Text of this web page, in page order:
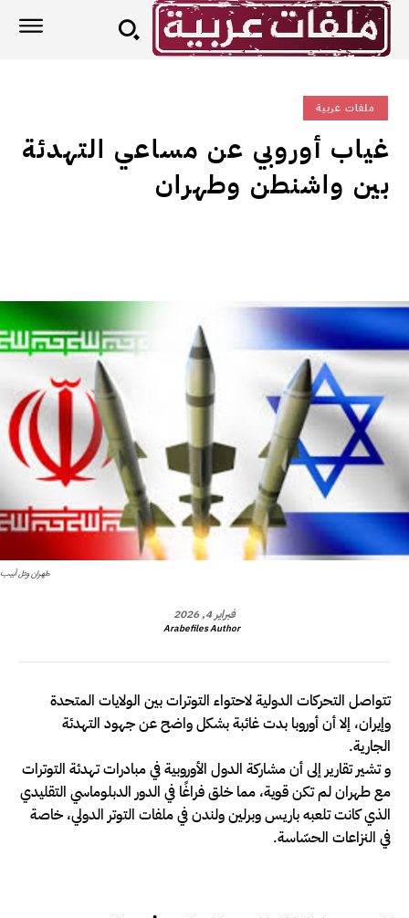
ملفات عربية
غياب أوروبي عن مساعي التهدئة
بين واشنطن وطهران
طهران وتل أبيب
فبراير 4, 2026
Arabefiles Author
تتواصل التحركات الدولية لاحتواء التوترات بين الولايات المتحدة
وإيران، إلا أن أوروبا بدت غائبة بشكل واضح عن جهود التهدئة
الجارية.
و تشير تقارير إلى أن مشاركة الدول الأوروبية في مبادرات تهدئة التوترات
مع طهران لم تكن قوية، مما خلق فراغًا في الدور الدبلوماسي التقليدي
الذي كانت تلعبه باريس وبرلين ولندن في ملفات التوتر الدولي، خاصة
في النزاعات الحسّاسة.